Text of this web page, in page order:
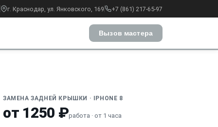
г. Краснодар, ул. Янковского, 169 +7 (861) 217-65-97
Вызов мастера
ЗАМЕНА ЗАДНЕЙ КРЫШКИ · IPHONE 8
от 1250 ₽работа · от 1 часа